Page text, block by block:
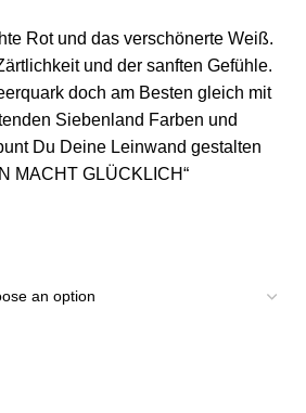
Rot und das verschönerte Weiß.
und der sanften Gefühle.
doch am Besten gleich mit
Siebenland Farben und
Du Deine Leinwand gestalten
MACHT GLÜCKLICH“